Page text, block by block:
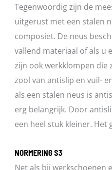
Tegenwoordig zijn de
uitgerust met een stalen
composiet. De neus
vallend materiaal of als u
zijn ook werkklompen die
zool van antislip en vuil-
als een stalen neus is
erg belangrijk. Door
een heel stuk kleiner. Het
NORMERING S3
Net als bij werkschoenen